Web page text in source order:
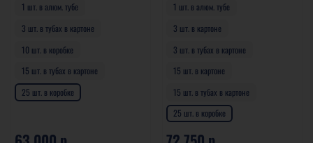
1 шт. в алюм. тубе
3 шт. в тубах в картоне
10 шт. в коробке
15 шт. в тубах в картоне
25 шт. в коробке
1 шт. в алюм. тубе
3 шт. в картоне
3 шт. в тубах в картоне
15 шт. в картоне
15 шт. в тубах в картоне
25 шт. в коробке